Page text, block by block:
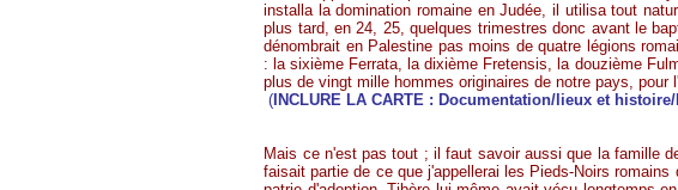
installa la domination romaine en Judée, il utilisa tout
plus tard, en 24, 25, quelques trimestres donc avant le
dénombrait en Palestine pas moins de quatre légions
: la sixième Ferrata, la dixième Fretensis, la douzième
plus de vingt mille hommes originaires de notre pays, pour
( INCLURE LA CARTE : Documentation/lieux et
Mais ce n'est pas tout ; il faut savoir aussi que la famille
faisait partie de ce que j'appellerai les Pieds-Noirs